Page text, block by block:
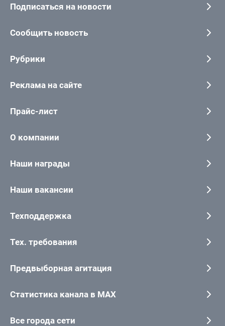
Подписаться на новости
Сообщить новость
Рубрики
Реклама на сайте
Прайс-лист
О компании
Наши награды
Наши вакансии
Техподдержка
Тех. требования
Предвыборная агитация
Статистика канала в MAX
Все города сети